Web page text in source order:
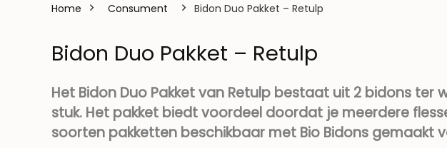
Home Consument Bidon Duo Pakket – Retulp
Bidon Duo Pakket – Retulp
Het Bidon Duo Pakket van Retulp bestaat uit 2 bidons ter
stuk. Het pakket biedt voordeel doordat je meerdere
soorten pakketten beschikbaar met Bio Bidons gemaakt